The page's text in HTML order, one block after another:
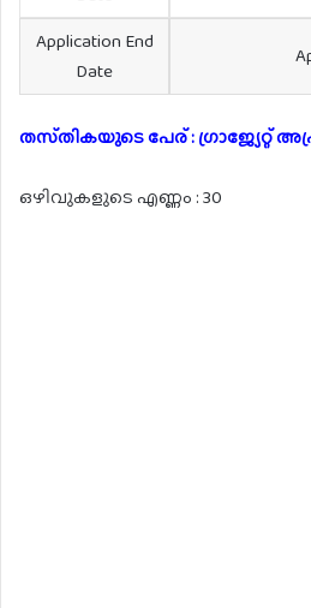
Application End
Date
തസ്‌തികയുടെ പേര് : ഗ്രാജ്യേറ്റ്
ഒഴിവുകളുടെ എണ്ണം : 30